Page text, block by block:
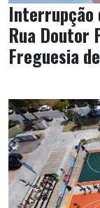
Interrupção
Rua Doutor
Freguesia